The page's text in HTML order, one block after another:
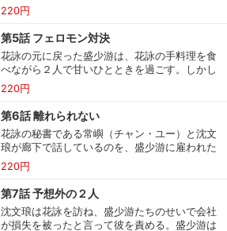
いこうとした時に盛少游に見つかり…。一方、
高途が家庭の事情で休暇を取っていると聞いた
沈文琅は、不満を口にする。その頃、家で寝込
んでいた高途は、沈文琅と同級生だった頃やア
ルバイト先で会った時のことを思い出してい
た。
220円
第5話 フェロモン対決
花詠の元に戻った盛少游は、花詠の手料理を食
べながら２人で甘いひとときを過ごす。しかし
花詠に仕事の様子を尋ねると、機密情報が漏れ
たせいで社内がざわついているという。その
後、花詠と連絡が取れなくなり焦る盛少游。そ
して陳品明から盗聴器のことを聞いた盛少游は
血相を変え、怒りに身を任せて沈文琅の元へ向
かう。
220円
第6話 離れられない
花詠の秘書である常嶼（チャン・ユー）と沈文
琅が廊下で話しているのを、盛少游に雇われた
探偵が発見する。ついに花詠の居場所を突き止
めた盛少游は、花詠と通話をさせるよう探偵に
指示する。その時、花詠は…？沈文琅は高途が
１人で住んでいる部屋を訪れる。突然の訪問に
困惑する高途だったが、沈文琅は意に介さず中
に入ろうとする。
220円
第7話 予想外の２人
沈文琅は花詠を訪ね、盛少游たちのせいで会社
が損失を被ったと言って彼を責める。盛少游は